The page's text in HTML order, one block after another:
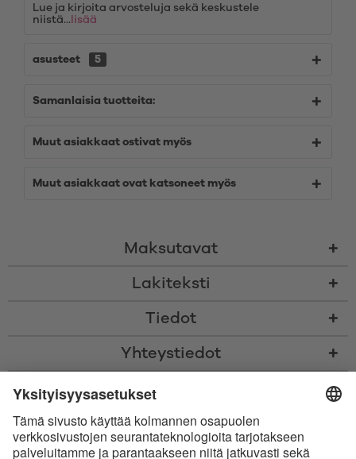
Lue ja kirjoita arvosteluja sekä keskustele
niistä... lisää
asusteet 5
Samanlaisia tuotteita:
Muut asiakkaat ostivat myös
Muut asiakkaat ovat katsoneet myös
Maksutavat
Lakiteksti
Tiedot
Yhteystiedot
sekä
tarvittaessa postiennakkomaksut, ellei toisin ole ilmoitettu
* Bluetooth®-sanamerkki ja logot ovat Bluetooth SIG, Inc.:in omistamia
rekisteröityjä tavaramerkkejä, ja Satisfyer GmbH käyttää niitä